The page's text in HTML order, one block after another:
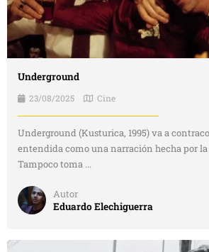
Underground
23/08/2025 Cine
Underground (Kusturica, 1995) va a
entendida como una narración hecha por
Tampoco toma ...
Autor
Eduardo Elechiguerra